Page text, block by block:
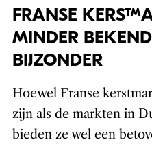
FRANSE
MINDER
BIJZONDER
Hoewel Franse
zijn als de markten in
bieden ze wel een